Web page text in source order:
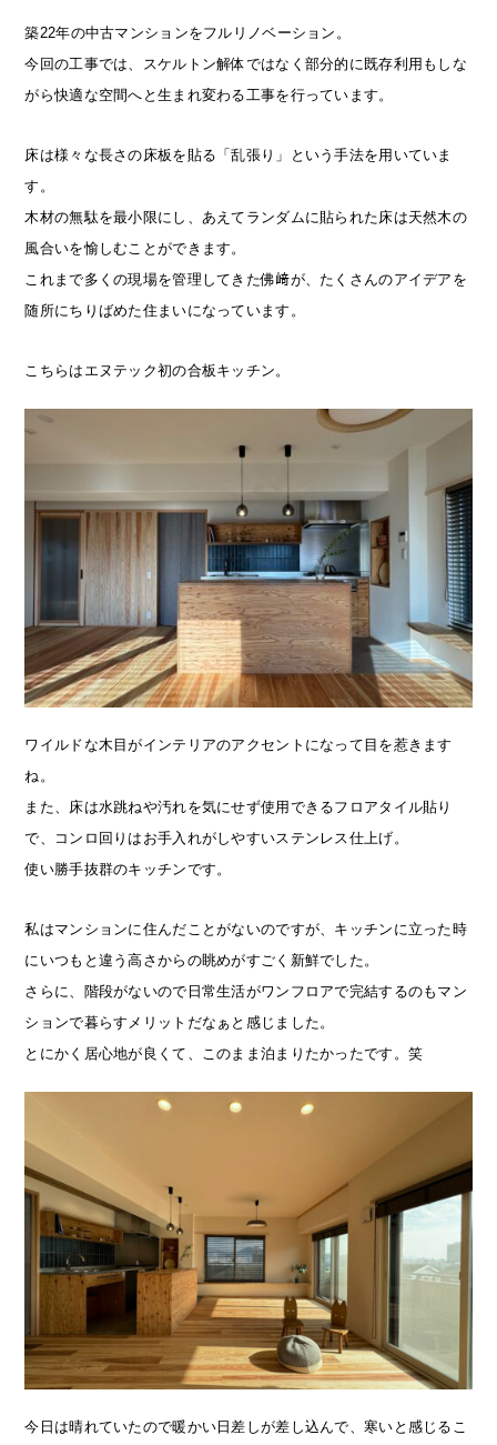
築22年の中古マンションをフルリノベーション。
今回の工事では、スケルトン解体ではなく部分的に既存利用もしな
がら快適な空間へと生まれ変わる工事を行っています。
床は様々な長さの床板を貼る「乱張り」という手法を用いていま
す。
木材の無駄を最小限にし、あえてランダムに貼られた床は天然木の
風合いを愉しむことができます。
これまで多くの現場を管理してきた佛﨑が、たくさんのアイデアを
随所にちりばめた住まいになっています。
こちらはエヌテック初の合板キッチン。
ワイルドな木目がインテリアのアクセントになって目を惹きます
ね。
また、床は水跳ねや汚れを気にせず使用できるフロアタイル貼り
で、コンロ回りはお手入れがしやすいステンレス仕上げ。
使い勝手抜群のキッチンです。
私はマンションに住んだことがないのですが、キッチンに立った時
にいつもと違う高さからの眺めがすごく新鮮でした。
さらに、階段がないので日常生活がワンフロアで完結するのもマン
ションで暮らすメリットだなぁと感じました。
とにかく居心地が良くて、このまま泊まりたかったです。笑
今日は晴れていたので暖かい日差しが差し込んで、寒いと感じるこ